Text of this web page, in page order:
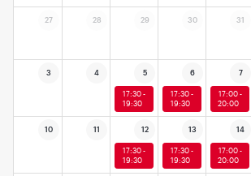
27 28 29 30 31
3 4 5 6 7
17:30 -
19:30
17:30 -
19:30
17:00 -
20:00
10 11 12 13 14
17:30 -
19:30
17:30 -
19:30
17:00 -
20:00